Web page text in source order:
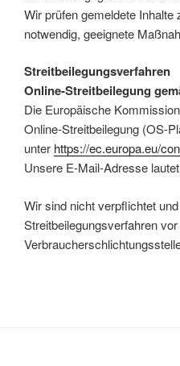
Wir prüfen gemeldete Inhalte
notwendig, geeignete
Streitbeilegungsverfahren
Online-Streitbeilegung
Die Europäische
Online-Streitbeilegung (OS-
unter https://ec.europa.eu/
Unsere E-Mail-Adresse
Wir sind nicht verpflichtet
Streitbeilegungsverfahren